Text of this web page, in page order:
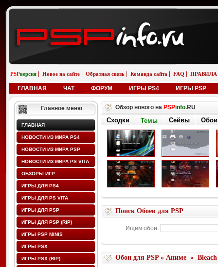
PSPверсия Новое на сайте Обратная связь Команда сайта FAQ ПРАВИЛА
ГЛАВНАЯ ЧАТ ФОРУМ ИГРЫ PS4 ИГРЫ PSP
Главное меню
ГЛАВНАЯ
НОВОСТИ ИЗ МИРА PS4
НОВОСТИ ИЗ МИРА PSP
НОВОСТИ ИЗ МИРА PS VITA
ОБЗОРЫ ИГР
ИГРЫ ДЛЯ PS4
ИГРЫ ДЛЯ PS VITA
ИГРЫ ДЛЯ PSP
ИГРЫ ДЛЯ PSP (RIP)
ИГРЫ PSP MINIS
ИГРЫ PSX
ИГРЫ PSX (RIP)
Обзор нового на PSPinfo.RU
Сходки Темы Сейвы Обои
Поиск Обоев для PSP
Ищем обои:
Обои для PSP» Аниме» Bleach